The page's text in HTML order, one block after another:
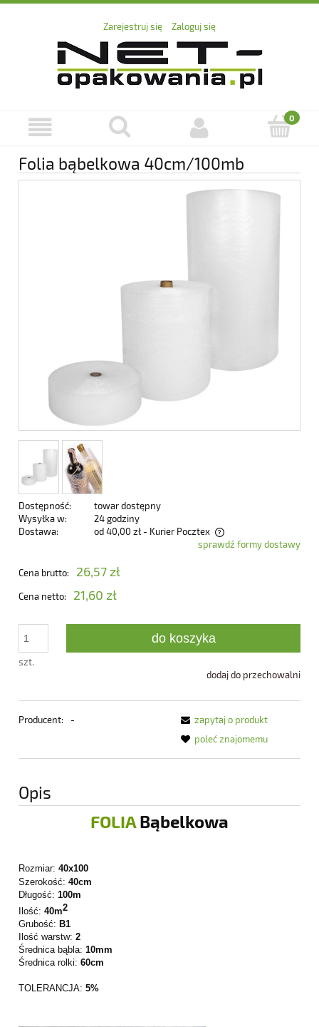
Zarejestruj się Zaloguj się
Folia bąbelkowa 40cm/100mb
Dostępność:
towar dostępny
Wysyłka w:
24 godziny
Dostawa:
od 40,00 zł - Kurier Pocztex
Cena nie zawiera ewentualnych kosztów płatnościsprawdź formy dostawy
Cena brutto: 26,57 zł
Cena netto: 21,60 zł
szt.
do koszyka
dodaj do przechowalni
Producent: -
zapytaj o produkt
poleć znajomemu
Opis
FOLIABąbelkowa
Rozmiar: 40x100
Szerokość: 40cm
Długość: 100m
Ilość: 40m2
Grubość: B1
Ilość warstw: 2
Średnica bąbla: 10mm
Średnica rolki: 60cm
TOLERANCJA: 5%